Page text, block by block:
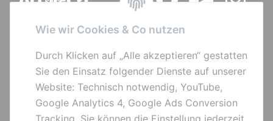
Bikes
Parts
Sonderangebote
Wie wir Cookies & Co nutzen
Durch Klicken auf „Alle akzeptieren“ gestatten
Sie den Einsatz folgender Dienste auf unserer
Website: Technisch notwendig, YouTube,
Google Analytics 4, Google Ads Conversion